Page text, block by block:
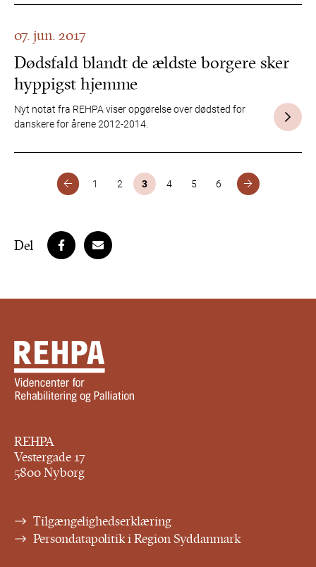
07. jun. 2017
Dødsfald blandt de ældste borgere sker
hyppigst hjemme
Nyt notat fra REHPA viser opgørelse over dødsted for
danskere for årene 2012-2014.
1 2 3 4 5 6
Del
REHPA
Vestergade 17
5800 Nyborg
Tilgængelighedserklæring
Persondatapolitik i Region Syddanmark